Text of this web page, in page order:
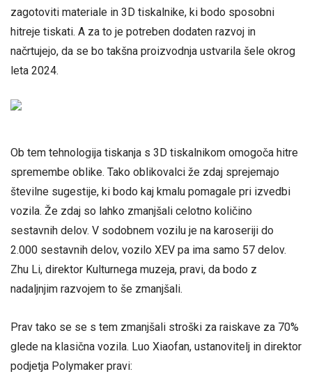
zagotoviti materiale in 3D tiskalnike, ki bodo sposobni
hitreje tiskati. A za to je potreben dodaten razvoj in
načrtujejo, da se bo takšna proizvodnja ustvarila šele okrog
leta 2024.
Ob tem tehnologija tiskanja s 3D tiskalnikom omogoča hitre
spremembe oblike. Tako oblikovalci že zdaj sprejemajo
številne sugestije, ki bodo kaj kmalu pomagale pri izvedbi
vozila. Že zdaj so lahko zmanjšali celotno količino
sestavnih delov. V sodobnem vozilu je na karoseriji do
2.000 sestavnih delov, vozilo XEV pa ima samo 57 delov.
Zhu Li, direktor Kulturnega muzeja, pravi, da bodo z
nadaljnjim razvojem to še zmanjšali.
Prav tako se se s tem zmanjšali stroški za raiskave za 70%
glede na klasična vozila. Luo Xiaofan, ustanovitelj in direktor
podjetja Polymaker pravi: